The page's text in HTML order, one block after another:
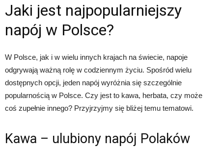
Jaki jest najpopularniejszy
napój w Polsce?
W Polsce, jak i w wielu innych krajach na świecie, napoje
odgrywają ważną rolę w codziennym życiu. Spośród wielu
dostępnych opcji, jeden napój wyróżnia się szczególnie
popularnością w Polsce. Czy jest to kawa, herbata, czy może
coś zupełnie innego? Przyjrzyjmy się bliżej temu tematowi.
Kawa – ulubiony napój Polaków